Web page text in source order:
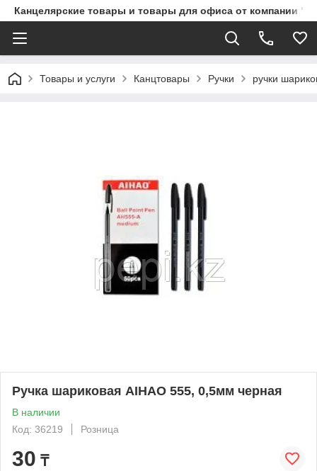
Канцелярские товары и товары для офиса от компании
Товары и услуги Канцтовары Ручки ручки
Ручка шариковая AIHAO 555, 0,5мм черная
В наличии
Код: 36219
Розница
30 ₸